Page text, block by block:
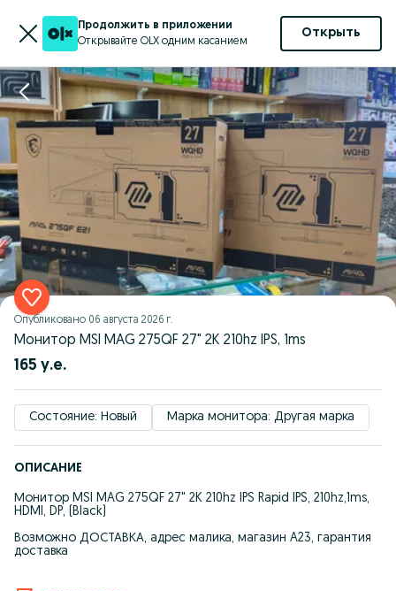
Продолжить в приложении
Открывайте OLX одним касанием
Открыть
Опубликовано 06 августа 2026 г.
Монитор MSI MAG 275QF 27" 2K 210hz IPS, 1ms
165 у.е.
Состояние: Новый Марка монитора: Другая марка
ОПИСАНИЕ
Монитор MSI MAG 275QF 27" 2K 210hz IPS Rapid IPS, 210hz,1ms,
HDMI, DP, (Black)
Возможно ДОСТАВКА, адрес малика, магазин A23, гарантия
доставка